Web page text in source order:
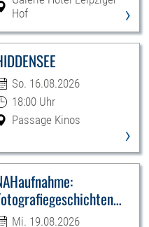
Hof
›
So. 16.08.2026
18:00 Uhr
Passage Kinos
›
Mi. 19.08.2026